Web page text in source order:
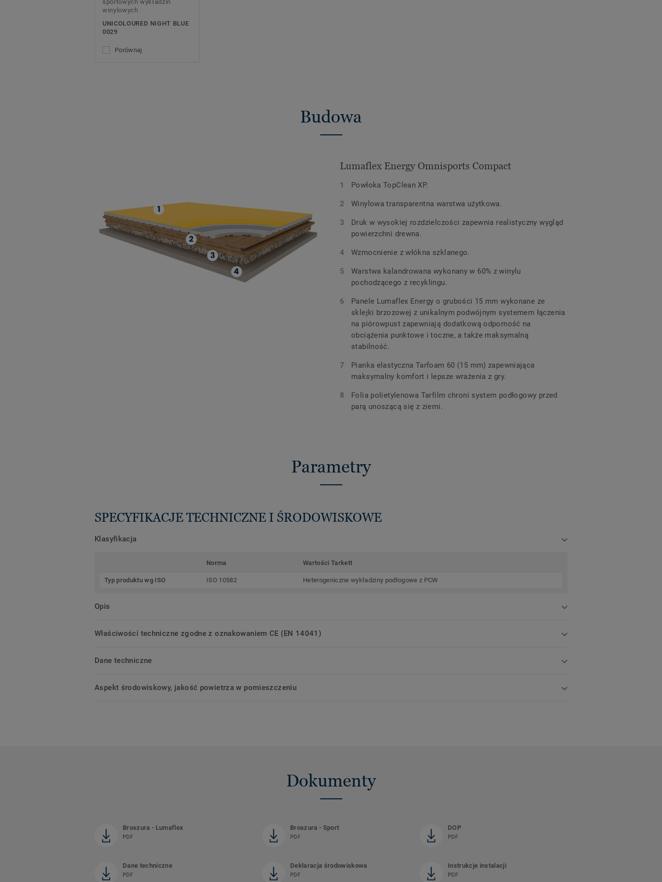
sportowych wykładzin
winylowych
UNICOLOURED NIGHT BLUE
0029
Porównaj
Budowa
Lumaflex Energy Omnisports Compact
Powłoka TopClean XP.
Winylowa transparentna warstwa użytkowa.
Druk w wysokiej rozdzielczości zapewnia realistyczny wygląd
powierzchni drewna.
Wzmocnienie z włókna szklanego.
Warstwa kalandrowana wykonany w 60% z winylu
pochodzącego z recyklingu.
Panele Lumaflex Energy o grubości 15 mm wykonane ze
sklejki brzozowej z unikalnym podwójnym systemem łączenia
na piórowpust zapewniają dodatkową odporność na
obciążenia punktowe i toczne, a także maksymalną
stabilność.
Pianka elastyczna Tarfoam 60 (15 mm) zapewniająca
maksymalny komfort i lepsze wrażenia z gry.
Folia polietylenowa Tarfilm chroni system podłogowy przed
parą unoszącą się z ziemi.
Parametry
SPECYFIKACJE TECHNICZNE I ŚRODOWISKOWE
Klasyfikacja
Norma Wartości Tarkett
Typ produktu wg ISO ISO 10582 Heterogeniczne wykładziny podłogowe z PCW
Opis
Właściwości techniczne zgodne z oznakowaniem CE (EN 14041)
Dane techniczne
Aspekt środowiskowy, jakość powietrza w pomieszczeniu
Dokumenty
Broszura - Lumaflex
PDF
Broszura - Sport
PDF
DOP
PDF
Dane techniczne
PDF
Deklaracja środowiskowa
PDF
Instrukcje instalacji
PDF